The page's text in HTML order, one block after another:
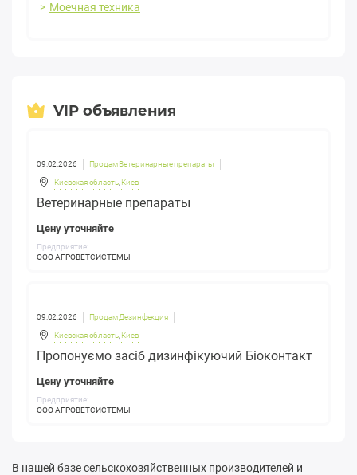
Моечная техника
VIP объявления
09.02.2026 Продам Ветеринарные препараты
Киевская область, Киев
Ветеринарные препараты
Цену уточняйте
Предприятие:
ООО АГРОВЕТСИСТЕМЫ
09.02.2026 Продам Дезинфекция
Киевская область, Киев
Пропонуємо засіб дизинфікуючий Біоконтакт
Цену уточняйте
Предприятие:
ООО АГРОВЕТСИСТЕМЫ
В нашей базе сельскохозяйственных производителей и